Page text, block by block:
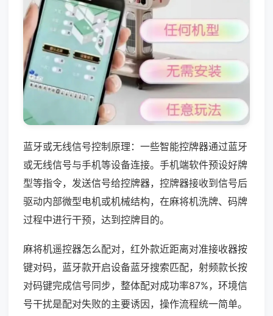
蓝牙或无线信号控制原理：一些智能控牌器通过蓝牙
或无线信号与手机等设备连接。手机端软件预设好牌
型等指令，发送信号给控牌器，控牌器接收到信号后
驱动内部微型电机或机械结构，在麻将机洗牌、码牌
过程中进行干预，达到控牌目的。
麻将机遥控器怎么配对，红外款近距离对准接收器按
键对码，蓝牙款开启设备蓝牙搜索匹配，射频款长按
对码键完成信号同步，整体配对成功率87%，环境信
号干扰是配对失败的主要诱因，操作流程统一简单。